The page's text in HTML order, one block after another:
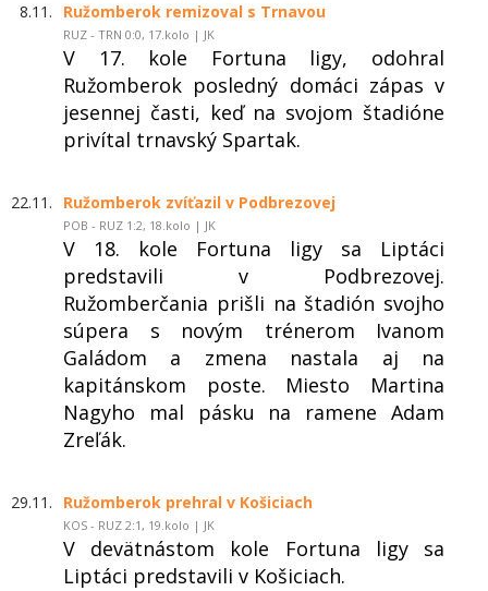
8.11. Ružomberok remizoval s Trnavou
RUZ - TRN 0:0, 17.kolo | JK
V 17. kole Fortuna ligy, odohral
Ružomberok posledný domáci zápas v
jesennej časti, keď na svojom štadióne
privítal trnavský Spartak.
22.11. Ružomberok zvíťazil v Podbrezovej
POB - RUZ 1:2, 18.kolo | JK
V 18. kole Fortuna ligy sa Liptáci
predstavili v Podbrezovej.
Ružomberčania prišli na štadión svojho
súpera s novým trénerom Ivanom
Galádom a zmena nastala aj na
kapitánskom poste. Miesto Martina
Nagyho mal pásku na ramene Adam
Zreľák.
29.11. Ružomberok prehral v Košiciach
KOS - RUZ 2:1, 19.kolo | JK
V devätnástom kole Fortuna ligy sa
Liptáci predstavili v Košiciach.